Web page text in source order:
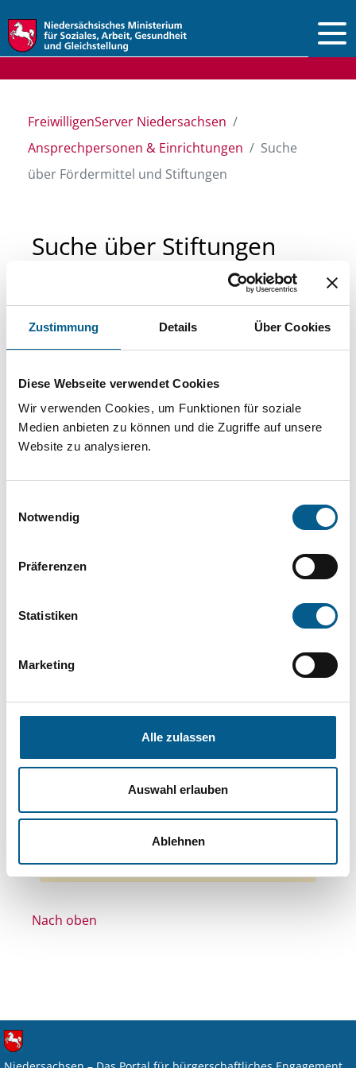
Zustimmung Details Über Cookies
Diese Webseite verwendet Cookies
Wir verwenden Cookies, um Funktionen für soziale
Medien anbieten zu können und die Zugriffe auf unsere
Website zu analysieren.
Notwendig
Präferenzen
Statistiken
Marketing
Alle zulassen
Auswahl erlauben
Ablehnen
FreiwilligenServer Niedersachsen
Ansprechpersonen & Einrichtungen
Suche
über Fördermittel und Stiftungen
Suche über Stiftungen
Sie suchen finanzielle Unterstützung für ein
direkt über unsere Fördermitteldatenbank und
Stiftungsdatenbank recherchieren. Bei der
Suche bitte die Groß- und Kleinschreibung
Bitte Suchbegriff eingeben. Ergebnisse
Kategorien verfeinert werden.
Suchen
Aktive Filter:
Themen: Wohltätige Zwecke
Themen: Denkmalschutz
Themen: Kirchliche Zwecke
Themen: Bildung und Erziehung
Alle Filter entfernen
Nach oben